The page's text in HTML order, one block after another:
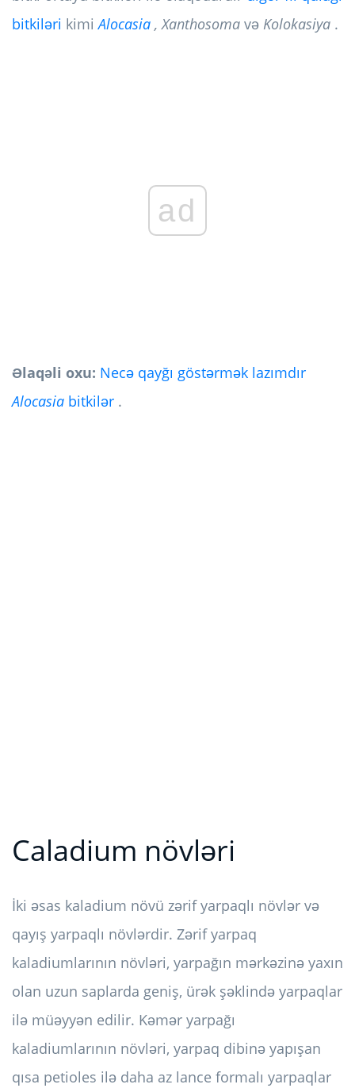
bitkiləri kimiAlocasia , Xanthosoma və Kolokasiya .
ad
Əlaqəli oxu: Necə qayğı göstərmək lazımdır
Alocasia bitkilər .
Caladium növləri
İki əsas kaladium növü zərif yarpaqlı növlər və
qayış yarpaqlı növlərdir. Zərif yarpaq
kaladiumlarının növləri, yarpağın mərkəzinə yaxın
olan uzun saplarda geniş, ürək şəklində yarpaqlar
ilə müəyyən edilir. Kəmər yarpağı
kaladiumlarının növləri, yarpaq dibinə yapışan
qısa petioles ilə daha az lance formalı yarpaqlar